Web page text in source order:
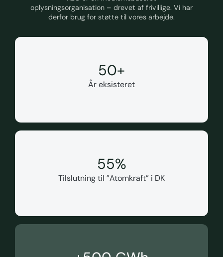
oplysningsorganisation – drevet af frivillige. Vi har
derfor brug for støtte til vores arbejde.
50+
År eksisteret
55%
Tilslutning til ”Atomkraft” i DK